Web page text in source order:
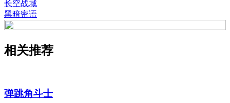
长空战域
黑暗密语
相关推荐
弹跳角斗士